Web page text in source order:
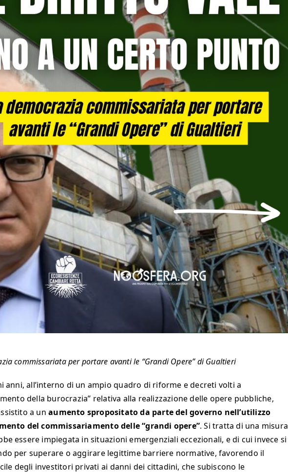
commissariata per portare avanti le “Grandi Opere” di Gualtieri
anni, all’interno di un ampio quadro di riforme e decreti volti a
della burocrazia” relativa alla realizzazione delle opere pubbliche,
a unaumento spropositato da parte del governo nell’utilizzo
del commissariamento delle “grandi opere”. Si tratta di una misura
essere impiegata in situazioni emergenziali eccezionali, e di cui invece si
per superare o aggirare legittime barriere normative, favorendo il
degli investitori privati ai danni dei cittadini, che subiscono le